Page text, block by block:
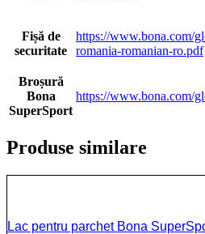
Fișă de
securitate
https://www.bona.com/
romania-romanian-ro.pdf
Broșură
Bona
SuperSport
https://www.bona.com/
Produse similare
Lac pentru parchet Bona